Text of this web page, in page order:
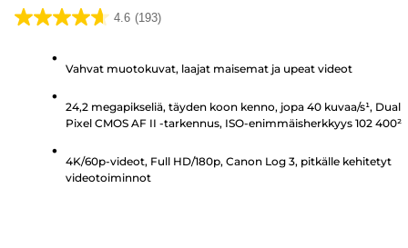
4.6 (193)
4.6/5
arvostelua
Vahvat muotokuvat, laajat maisemat ja upeat videot
24,2 megapikseliä, täyden koon kenno, jopa 40 kuvaa/s¹, Dual
Pixel CMOS AF II -tarkennus, ISO-enimmäisherkkyys 102 400²
4K/60p-videot, Full HD/180p, Canon Log 3, pitkälle kehitetyt
videotoiminnot